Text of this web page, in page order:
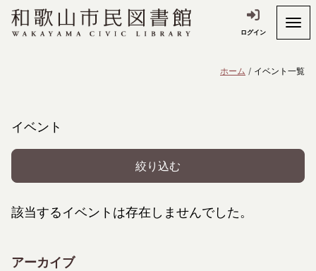
ログイン
ホーム イベント一覧
イベント
絞り込む
該当するイベントは存在しませんでした。
アーカイブ